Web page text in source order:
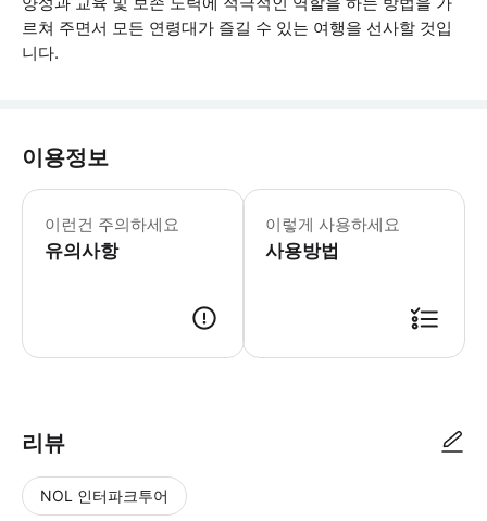
르쳐 주면서 모든 연령대가 즐길 수 있는 여행을 선사할 것입
니다.
이용정보
이런건 주의하세요
유의사항
입장권에는 크라운 센터 주차장 내 무
이렇게 사용하세요
사용방법
리뷰
NOL 인터파크투어